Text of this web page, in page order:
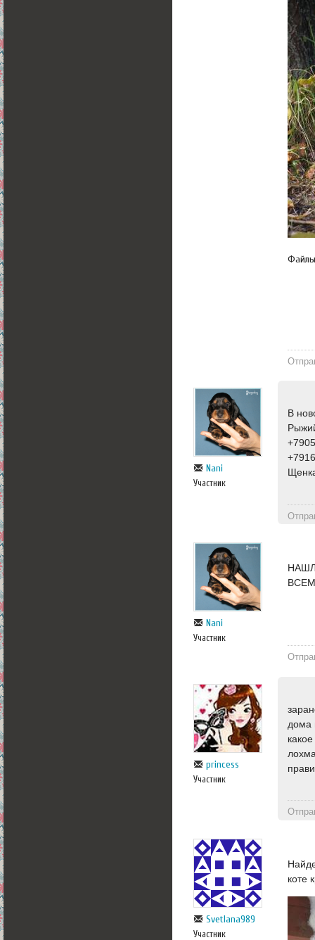
Nani
Участник
В
Nani
Участник
princess
Участник
дома
Svetlana989
Участник
коте